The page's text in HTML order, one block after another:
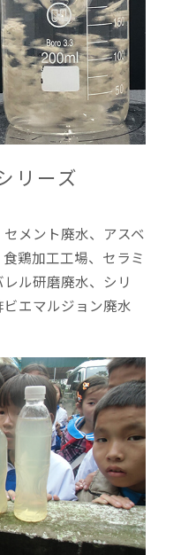
リーズ
メント廃水、アスベ
鶏加工工場、セラミ
ル研磨廃水、シリ
エマルジョン廃水